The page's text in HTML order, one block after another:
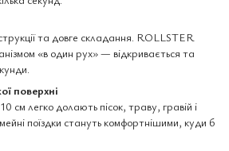
та довге складання. ROLLSTER
«в один рух» — відкривається та
поверхні
см легко долають пісок, траву, гравій і
поїздки стануть комфортнішими, куди б